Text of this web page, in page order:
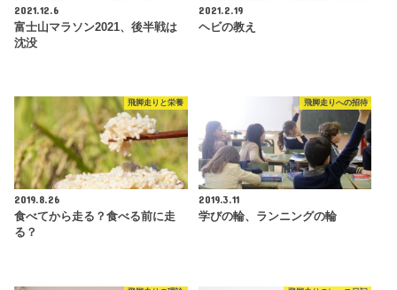
2021.12.6
富士山マラソン2021、後半戦は
沈没
2021.2.19
ヘビの教え
飛脚走りと栄養
2019.8.26
食べてから走る？食べる前に走
る？
飛脚走りへの招待
2019.3.11
学びの輪、ランニングの輪